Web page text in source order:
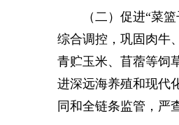
（二）促进“菜
综合调控，巩固肉牛
青贮玉米、苜蓿等饲
进深远海养殖和现代
同和全链条监管，严